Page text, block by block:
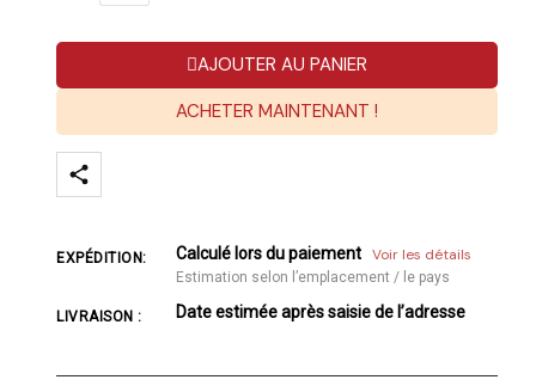
AJOUTER AU PANIER
ACHETER MAINTENANT !
EXPÉDITION: Calculé lors du paiement Voir les détails
Estimation selon l’emplacement / le pays
LIVRAISON : Date estimée après saisie de l’adresse